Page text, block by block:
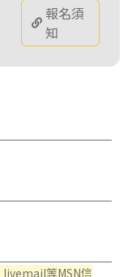
報名須
知
等MSN信